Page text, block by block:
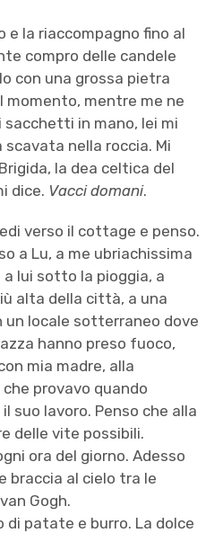
e la riaccompagno fino al
compro delle candele
con una grossa pietra
momento, mentre me ne
in mano, lei mi
nella roccia. Mi
la dea celtica del
dice. Vacci domani.
verso il cottage e penso.
a Lu, a me ubriachissima
lui sotto la pioggia, a
alta della città, a una
un locale sotterraneo dove
hanno preso fuoco,
mia madre, alla
provavo quando
suo lavoro. Penso che alla
delle vite possibili.
ora del giorno. Adesso
braccia al cielo tra le
Gogh.
patate e burro. La dolce